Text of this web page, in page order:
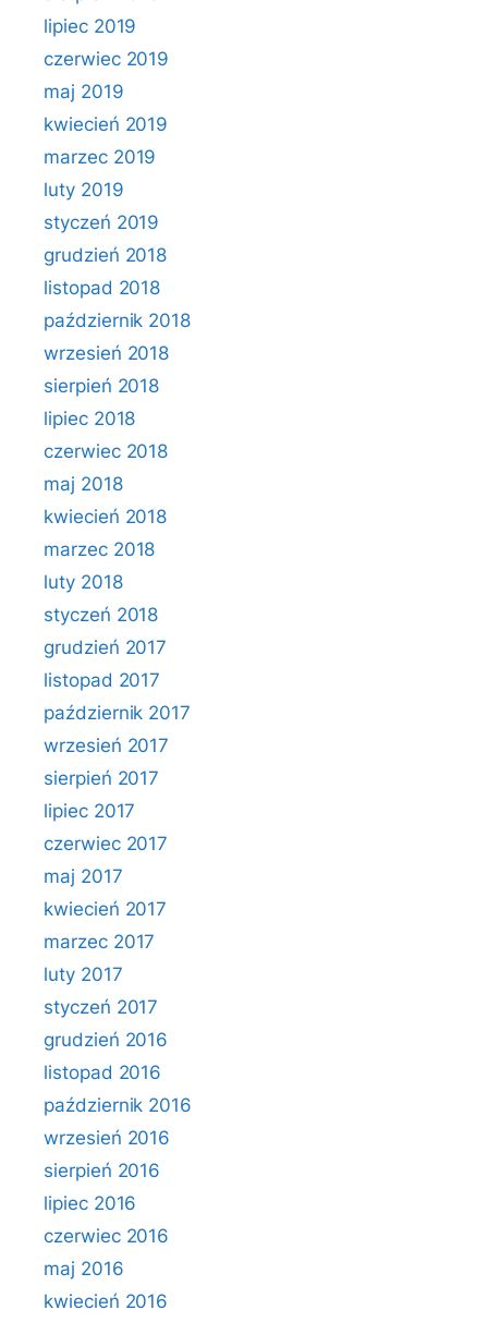
lipiec 2019
czerwiec 2019
maj 2019
kwiecień 2019
marzec 2019
luty 2019
styczeń 2019
grudzień 2018
listopad 2018
październik 2018
wrzesień 2018
sierpień 2018
lipiec 2018
czerwiec 2018
maj 2018
kwiecień 2018
marzec 2018
luty 2018
styczeń 2018
grudzień 2017
listopad 2017
październik 2017
wrzesień 2017
sierpień 2017
lipiec 2017
czerwiec 2017
maj 2017
kwiecień 2017
marzec 2017
luty 2017
styczeń 2017
grudzień 2016
listopad 2016
październik 2016
wrzesień 2016
sierpień 2016
lipiec 2016
czerwiec 2016
maj 2016
kwiecień 2016